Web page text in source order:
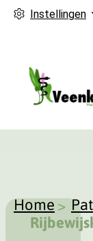
Instellingen
Home